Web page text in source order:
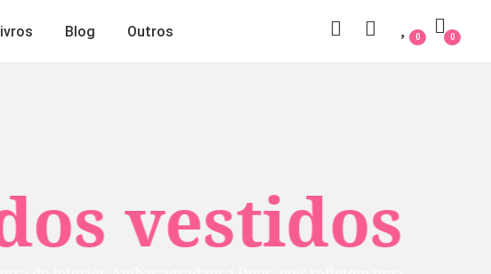
vestidos
Blog Outros 0
0